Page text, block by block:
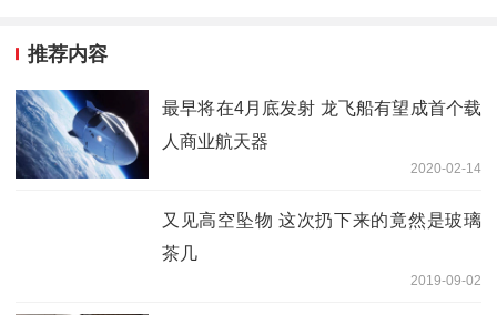
推荐内容
最早将在4月底发射 龙飞船有望成首个载
人商业航天器
2020-02-14
又见高空坠物 这次扔下来的竟然是玻璃
茶几
2019-09-02